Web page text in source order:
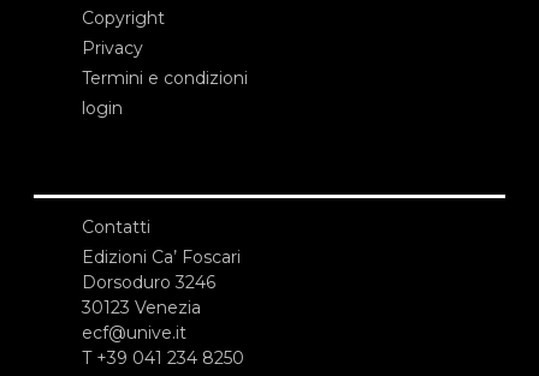
Copyright
Privacy
Termini e condizioni
login
Contatti
Edizioni Ca’ Foscari
Dorsoduro 3246
30123 Venezia
ecf@unive.it
T +39 041 234 8250